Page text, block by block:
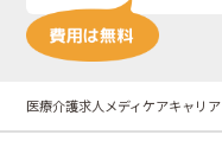
医療介護求人メディケアキャリア